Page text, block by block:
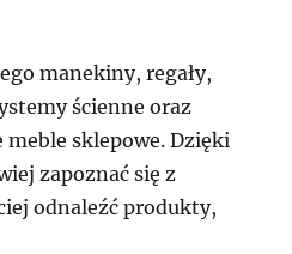
manekiny, regały,
ścienne oraz
sklepowe. Dzięki
zapoznać się z
odnaleźć produkty,